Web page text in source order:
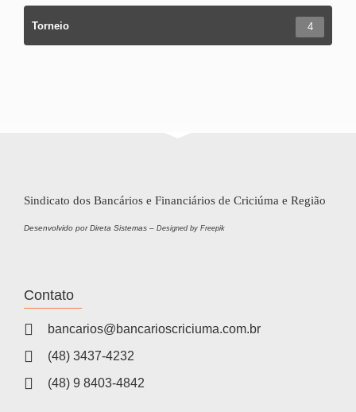
Torneio 4
Sindicato dos Bancários e Financiários de Criciúma e Região
Desenvolvido por Direta Sistemas – Designed by Freepik
Contato
bancarios@bancarioscriciuma.com.br
(48) 3437-4232
(48) 9 8403-4842